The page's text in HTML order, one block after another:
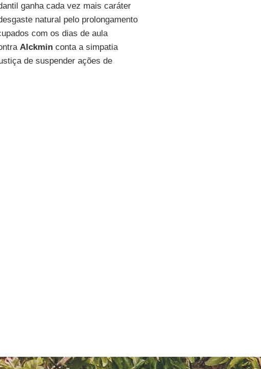
ganha cada vez mais caráter
natural pelo prolongamento
com os dias de aula
Alckminconta a simpatia
de suspender ações de